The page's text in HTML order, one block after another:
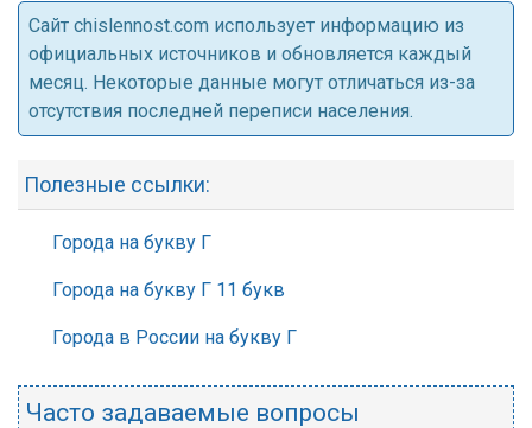
Cайт chislennost.com использует информацию из
официальных источников и обновляется каждый
месяц. Некоторые данные могут отличаться из-за
отсутствия последней переписи населения.
Полезные ссылки:
Города на букву Г
Города на букву Г 11 букв
Города в России на букву Г
Часто задаваемые вопросы